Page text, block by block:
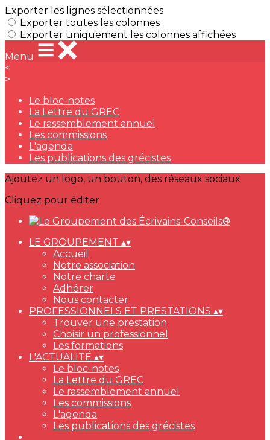
Exporter les lignes sélectionnées
Exporter toutes les colonnes
Exporter uniquement les colonnes affichées
Menu
<
>
Le bloc-notes
La Lettre du GREC
Le rassemblement annuel
Les commissions
L'agenda
Les publications des grécistes
Ajoutez un logo, un bouton, des réseaux sociaux
Cliquez pour éditer
LE GROUPEMENT ▴▾
Accueil
Notre association
Notre charte
Adhérer
Nous contacter
PROFESSIONNELS ET PRESTATIONS ▴▾
Trouver une prestation
Choisir un professionnel
Les formations
L'ACTUALITÉ ▴▾
Le bloc-notes
La Lettre du GREC
Le rassemblement annuel
Les commissions
L'agenda
Les publications des grécistes